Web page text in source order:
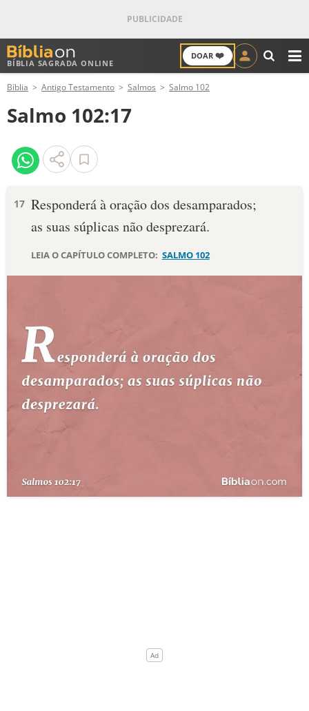
BÍBLIA SAGRADA ONLINE
DOAR ❤️
ANTIGO TESTAMENTO
NOVO TESTAMENTO
VERSÍCULOS
PALAVRA DO DIA
10 MANDAMENTOS
ESTUDOS BÍBLICOS
ESBOÇOS DE PREGAÇÃO
PERGUNTE À BÍBLIA
Bíblia Antigo Testamento Salmos Salmo 102
Salmo 102:17
17 Responderá à oração dos desamparados;
as suas súplicas não desprezará.
LEIA O CAPÍTULO COMPLETO: SALMO 102